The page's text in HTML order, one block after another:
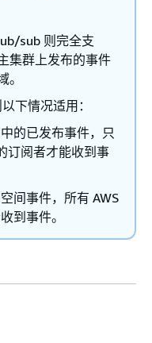
sub 则完全支
集群上发布的事件
下情况适用：
的已发布事件，只
订阅者才能收到事
间事件，所有 AWS
到事件。